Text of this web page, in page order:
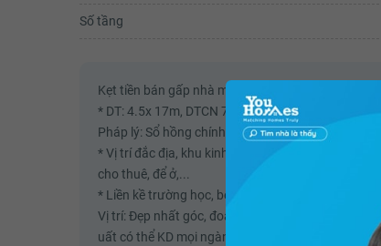
Số tầng
Kẹt tiền bán gấp nhà mặt tiền đường Vĩnh Viễn
* DT: 4.5x 17m, DTCN 73m2.
Pháp lý: Sổ hồng chính chủ.
* Vị trí đắc địa, khu kinh doanh sầm uất bậc nhất
cho thuê, để ở,...
* Liền kề trường học, bệnh viện, trung tâm mua
Vị trí: Đẹp nhất góc, đoạn ngã tư khu tập trung
uất có thể KD mọi ngành nghề tùy thích.